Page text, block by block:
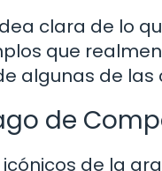
clara de lo
que
algunas de
de
de la